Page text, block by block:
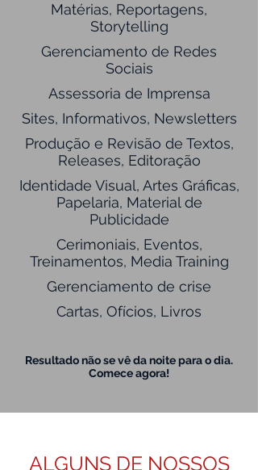
Matérias, Reportagens,
Storytelling
Gerenciamento de Redes
Sociais
Assessoria de Imprensa
Sites, Informativos, Newsletters
Produção e Revisão de Textos,
Releases, Editoração
Identidade Visual, Artes Gráficas,
Papelaria, Material de
Publicidade
Cerimoniais, Eventos,
Treinamentos, Media Training
Gerenciamento de crise
Cartas, Ofícios, Livros
Resultado não se vê da noite para o dia.
Comece agora!
ALGUNS DE NOSSOS